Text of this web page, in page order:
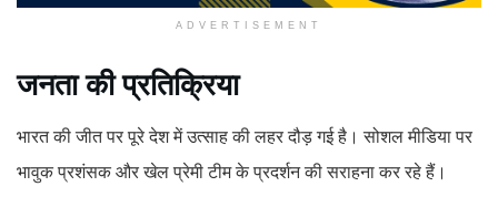
ADVERTISEMENT
जनता की प्रतिक्रिया
भारत की जीत पर पूरे देश में उत्साह की लहर दौड़ गई है। सोशल मीडिया पर
भावुक प्रशंसक और खेल प्रेमी टीम के प्रदर्शन की सराहना कर रहे हैं।